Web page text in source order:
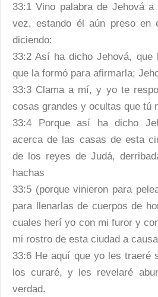
33:1 Vino palabra de Jehová
vez, estando él aún preso en
diciendo:
33:2 Así ha dicho Jehová, que
que la formó para afirmarla;
33:3 Clama a mí, y yo te
cosas grandes y ocultas que tú
33:4 Porque así ha dicho
acerca de las casas de esta
de los reyes de Judá,
hachas
33:5 (porque vinieron para
para llenarlas de cuerpos de
cuales herí yo con mi furor y
mi rostro de esta ciudad a
33:6 He aquí que yo les traeré
los curaré, y les revelaré
verdad.